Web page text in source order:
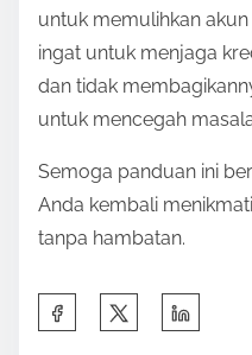
untuk memulihkan
ingat untuk menjaga
dan tidak
untuk mencegah
Semoga panduan ini
Anda kembali
tanpa hambatan.